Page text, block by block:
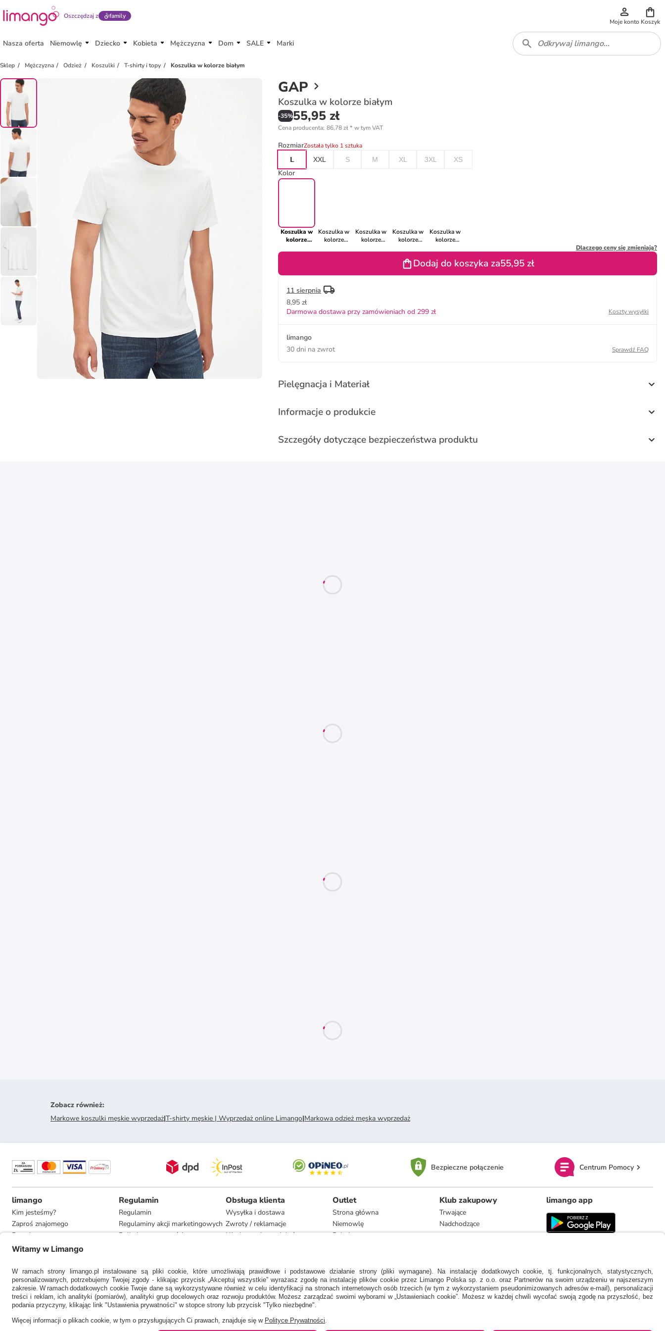
Oszczędzaj z family
Moje konto Koszyk
Nasza oferta Niemowlę Dziecko Kobieta Mężczyzna Dom SALE Marki
Sklep Mężczyzna Odzież Koszulki T-shirty i topy Koszulka w kolorze białym
GAP
Koszulka w kolorze białym
-35%55,95 zł
Cena producenta: 86,78 zł* w tym VAT
RozmiarZostała tylko 1 sztuka
L
XXL S M XL 3XL XS
Kolor
Koszulka w
kolorze
Koszulka w
kolorze
Koszulka w
kolorze
Koszulka w
kolorze
Koszulka w
kolorze
Dlaczego ceny się zmieniają?
Dodaj do koszyka za55,95 zł
11 sierpnia
8,95 zł
Darmowa dostawa przy zamówieniach od 299 zł
Koszty wysyłki
limango
30 dni na zwrot
Sprawdź FAQ
Pielęgnacja i Materiał
Informacje o produkcie
Szczegóły dotyczące bezpieczeństwa produktu
Zobacz również:
Markowe koszulki męskie wyprzedaż|T-shirty męskie | Wyprzedaż online Limango|Markowa odzież męska wyprzedaż
Bezpieczne połączenie Centrum Pomocy
limango
Kim jesteśmy?
Zaproś znajomego
Pracuj u nas
Informacje dla prasy
Regulamin
Regulamin
Regulaminy akcji marketingowych
Polityka prywatności
Obsługa klienta
Wysyłka i dostawa
Zwroty / reklamacje
Użytkowanie produktów
Zgodność z umową i naprawa
Outlet
Strona główna
Niemowlę
Dziecko
Dom
Marki
Klub zakupowy
Trwające
Nadchodzące
limango app